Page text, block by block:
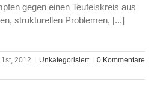
gegen einen Teufelskreis aus
strukturellen Problemen, [...]
2012 Unkategorisiert
0 Kommentare